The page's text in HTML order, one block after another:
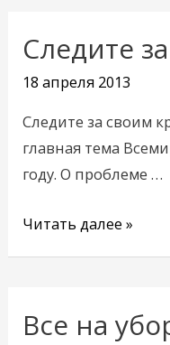
Следите
18 апреля 2013
Следите за своим
главная тема
году. О проблеме …
Следите
давлением!
Читать далее »
Все на
Все